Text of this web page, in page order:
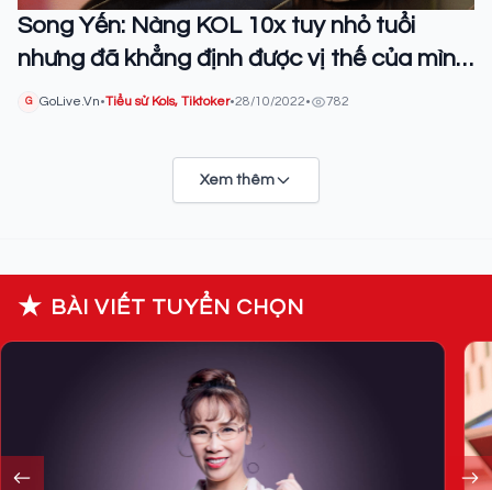
Song Yến: Nàng KOL 10x tuy nhỏ tuổi
nhưng đã khẳng định được vị thế của mình
giữa rừng KOLs
G GoLive.Vn•Tiểu sử Kols, Tiktoker•28/10/2022• 782
Xem thêm
★ BÀI VIẾT TUYỂN CHỌN